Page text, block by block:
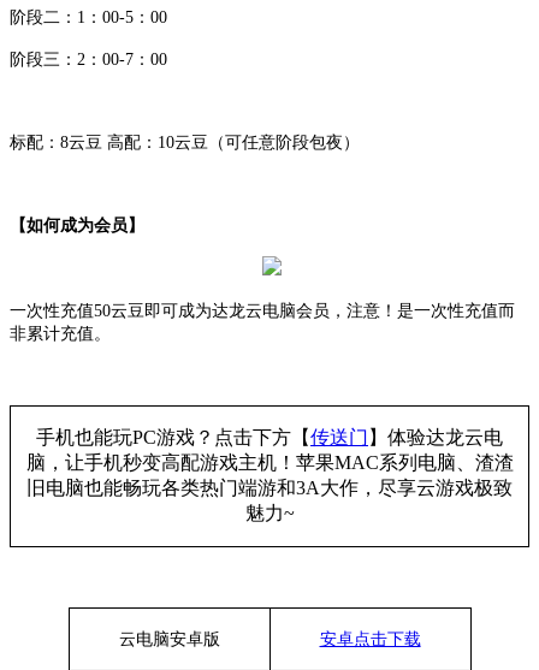
阶段二： 1：00-5：00
阶段三： 2：00-7：00
标配： 8云豆 高配：10云豆（可任意阶段包夜）
【如何成为会员】
一次性充值50云豆即可成为达龙云电脑会员，注意！是一次性充值而
非累计充值。
手机也能玩PC游戏？点击下方【传送门 】 体验达龙云电
脑，让手机秒变高配游戏主机！苹果MAC系列电脑、 渣渣
旧电脑也能畅玩各类热门端游和3A大作， 尽享云游戏极致
魅力~
云电脑安卓版 安卓点击下载